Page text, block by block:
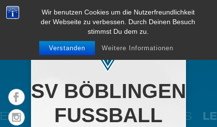
Wir benutzen Cookies um die Nutzerfreundlichkeit
der Webseite zu verbessen. Durch Deinen Besuch
stimmst Du dem zu.
Verstanden Weitere Informationen
SV BÖBLINGEN
FUSSBALL